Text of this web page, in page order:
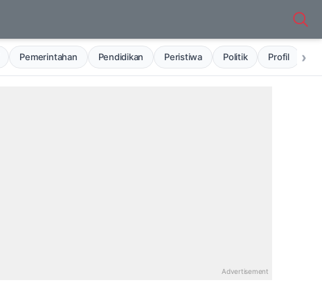
Pemerintahan Pendidikan Peristiwa Politik Profil ›